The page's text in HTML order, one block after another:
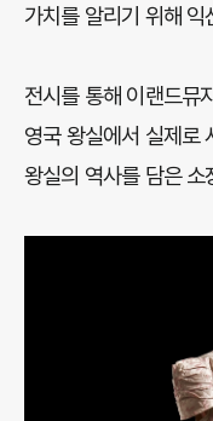
가치를 알리기 위해
전시를 통해 이랜드뮤
영국 왕실에서 실제로
왕실의 역사를 담은